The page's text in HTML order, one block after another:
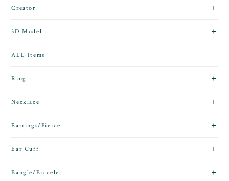
Creator
3D Model
ALL Items
Ring
Necklace
Earrings/Pierce
Ear Cuff
Bangle/Bracelet